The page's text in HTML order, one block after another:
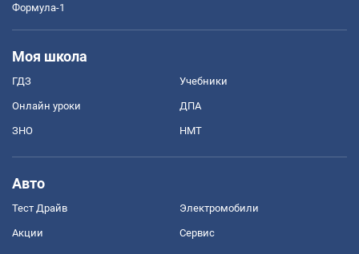
Формула-1
Моя школа
ГДЗ Учебники
Онлайн уроки ДПА
ЗНО НМТ
Авто
Тест Драйв Электромобили
Акции Сервис